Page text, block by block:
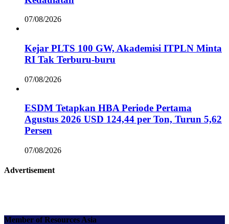
07/08/2026
Kejar PLTS 100 GW, Akademisi ITPLN Minta
RI Tak Terburu-buru
07/08/2026
ESDM Tetapkan HBA Periode Pertama
Agustus 2026 USD 124,44 per Ton, Turun 5,62
Persen
07/08/2026
Advertisement
Member of Resources Asia